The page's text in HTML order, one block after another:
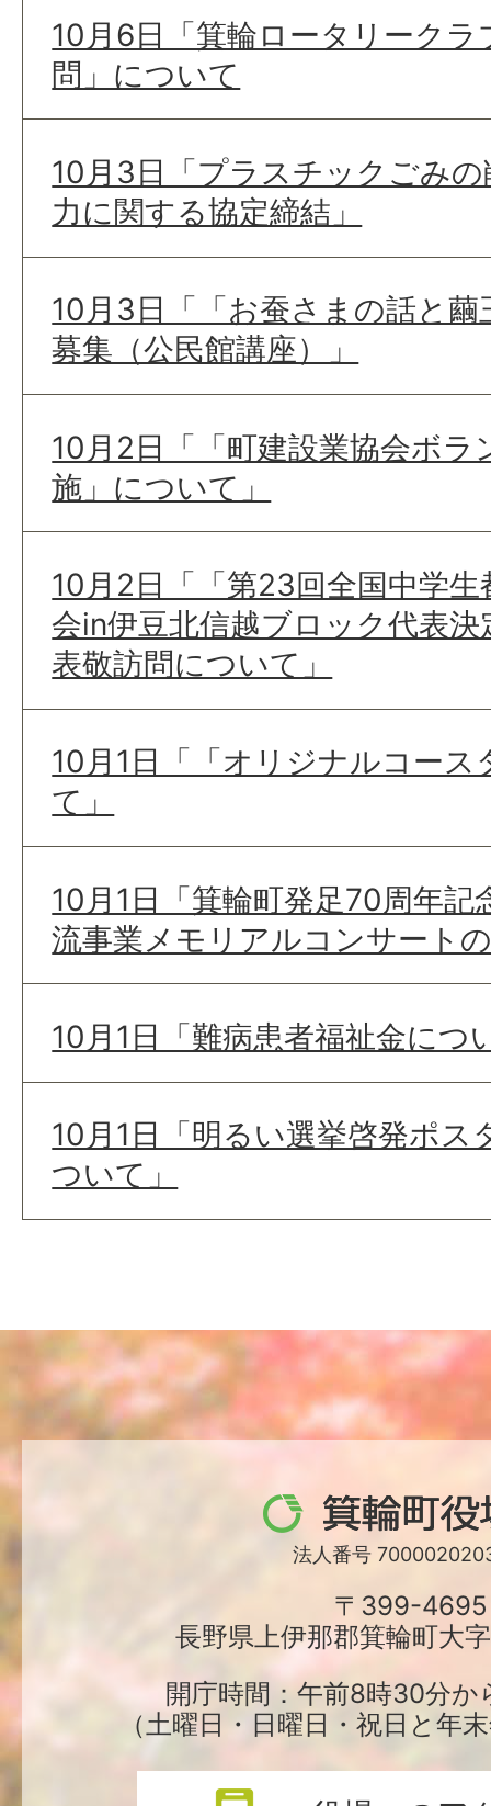
10月6日「箕輪ロータリークラ
問」について
10月3日「プラスチックごみ
力に関する協定締結」
10月3日「「お蚕さまの話と
募集（公民館講座）」
10月2日「「町建設業協会ボラ
施」について」
10月2日「「第23回全国中学
会in伊豆北信越ブロック代表
表敬訪問について」
10月1日「「オリジナルコー
て」
10月1日「箕輪町発足70周年記
流事業メモリアルコンサート
10月1日「難病患者福祉金につ
10月1日「明るい選挙啓発ポス
ついて」
箕
輪
役
場
法人番号
〒399-4695
長野県上伊那郡箕輪町大
開庁時間：午前8時30分か
（土曜日・日曜日・祝日と年